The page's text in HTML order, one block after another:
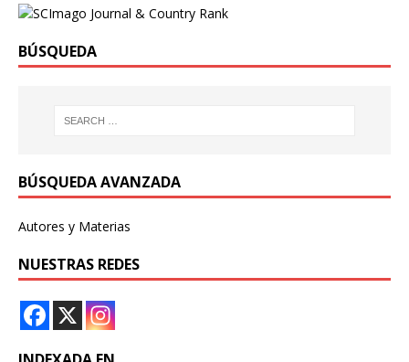
BÚSQUEDA
BÚSQUEDA AVANZADA
Autores y Materias
NUESTRAS REDES